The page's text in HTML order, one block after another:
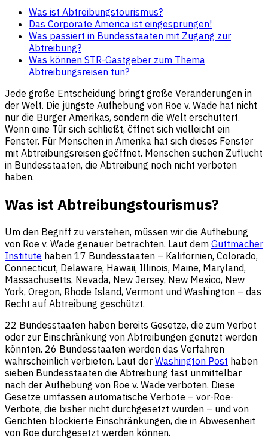
Was ist Abtreibungstourismus?
Das Corporate America ist eingesprungen!
Was passiert in Bundesstaaten mit Zugang zur
Abtreibung?
Was können STR-Gastgeber zum Thema
Abtreibungsreisen tun?
Jede große Entscheidung bringt große Veränderungen in
der Welt. Die jüngste Aufhebung von Roe v. Wade hat nicht
nur die Bürger Amerikas, sondern die Welt erschüttert.
Wenn eine Tür sich schließt, öffnet sich vielleicht ein
Fenster. Für Menschen in Amerika hat sich dieses Fenster
mit Abtreibungsreisen geöffnet. Menschen suchen Zuflucht
in Bundesstaaten, die Abtreibung noch nicht verboten
haben.
Was ist Abtreibungstourismus?
Um den Begriff zu verstehen, müssen wir die Aufhebung
von Roe v. Wade genauer betrachten. Laut dem Guttmacher
Institute haben 17 Bundesstaaten – Kalifornien, Colorado,
Connecticut, Delaware, Hawaii, Illinois, Maine, Maryland,
Massachusetts, Nevada, New Jersey, New Mexico, New
York, Oregon, Rhode Island, Vermont und Washington – das
Recht auf Abtreibung geschützt.
22 Bundesstaaten haben bereits Gesetze, die zum Verbot
oder zur Einschränkung von Abtreibungen genutzt werden
könnten. 26 Bundesstaaten werden das Verfahren
wahrscheinlich verbieten. Laut der Washington Post haben
sieben Bundesstaaten die Abtreibung fast unmittelbar
nach der Aufhebung von Roe v. Wade verboten. Diese
Gesetze umfassen automatische Verbote – vor-Roe-
Verbote, die bisher nicht durchgesetzt wurden – und von
Gerichten blockierte Einschränkungen, die in Abwesenheit
von Roe durchgesetzt werden können.